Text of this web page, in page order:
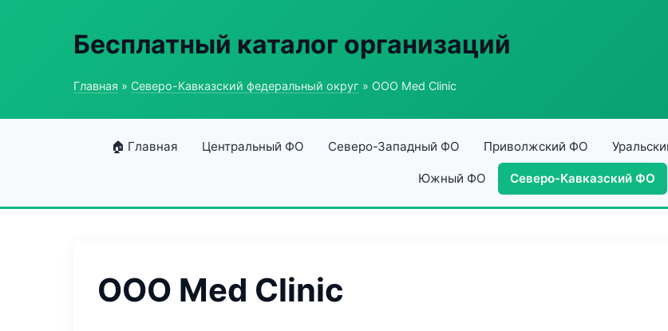
Бесплатный каталог организаций
Главная » Северо-Кавказский федеральный округ » ООО Med Clinic
🏠 Главная Центральный ФО Северо-Западный ФО Приволжский ФО
Южный ФО Северо-Кавказский ФО
ООО Med Clinic